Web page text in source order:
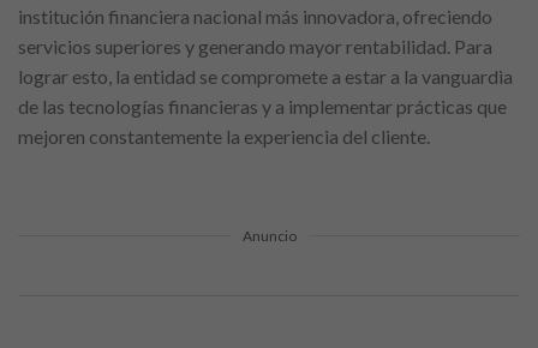
institución financiera nacional más innovadora, ofreciendo
servicios superiores y generando mayor rentabilidad. Para
lograr esto, la entidad se compromete a estar a la vanguardia
de las tecnologías financieras y a implementar prácticas que
mejoren constantemente la experiencia del cliente.
Anuncio